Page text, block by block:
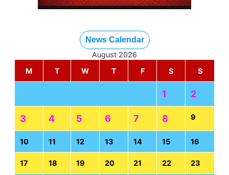
News Calendar
August 2026
M
T W T F S S
1 2
3 4 5 6 7 8 9
10 11 12 13 14 15 16
17 18 19 20 21 22 23